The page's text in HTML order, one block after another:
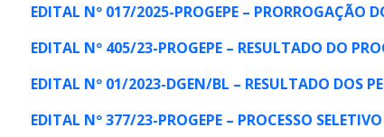
EDITAL Nº 017/2025-PROGEPE – PRORROGAÇÃO
EDITAL Nº 405/23-PROGEPE – RESULTADO DO
EDITAL Nº 01/2023-DGEN/BL – RESULTADO DOS
EDITAL Nº 377/23-PROGEPE – PROCESSO